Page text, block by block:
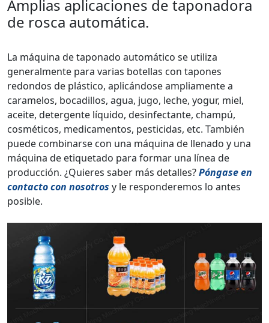
Amplias aplicaciones de taponadora
de rosca automática.
La máquina de taponado automático se utiliza
generalmente para varias botellas con tapones
redondos de plástico, aplicándose ampliamente a
caramelos, bocadillos, agua, jugo, leche, yogur, miel,
aceite, detergente líquido, desinfectante, champú,
cosméticos, medicamentos, pesticidas, etc. También
puede combinarse con una máquina de llenado y una
máquina de etiquetado para formar una línea de
producción. ¿Quieres saber más detalles?Póngase en
contacto con nosotros y le responderemos lo antes
posible.